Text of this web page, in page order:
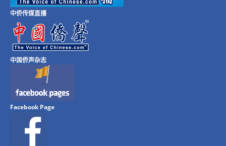
中侨传媒直播
中国侨声杂志
Facebook Page